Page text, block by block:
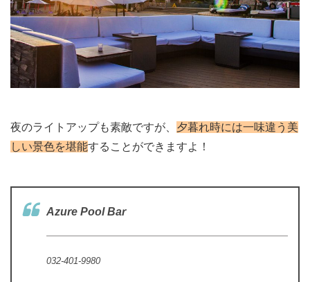
夜のライトアップも素敵ですが、 夕暮れ時には一味違う美
しい景色を堪能することができますよ！
Azure Pool Bar
032-401-9980